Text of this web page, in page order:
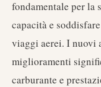
fondamentale per la
capacità e
viaggi aerei. I nuovi
miglioramenti
carburante e